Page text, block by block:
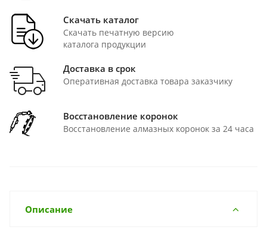
Скачать каталог
Скачать печатную версию
каталога продукции
Доставка в срок
Оперативная доставка товара заказчику
Восстановление коронок
Восстановление алмазных коронок за 24 часа
Описание